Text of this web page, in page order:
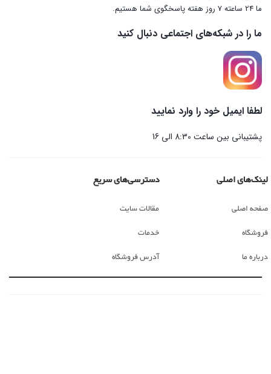
ما 24 ساعته 7 روز هفته پاسخگوی شما هستیم.
ما را در شبکه‌های اجتماعی دنبال کنید
لطفا ایمیل خود را وارد نمایید
پشتیبانی بین ساعت 8:30 الی 16
لینک‌های اصلی
صفحه اصلی
فروشگاه
درباره ما
دسترسی‌های سریع
مقالات سایت
خدمات
آدرس فروشگاه